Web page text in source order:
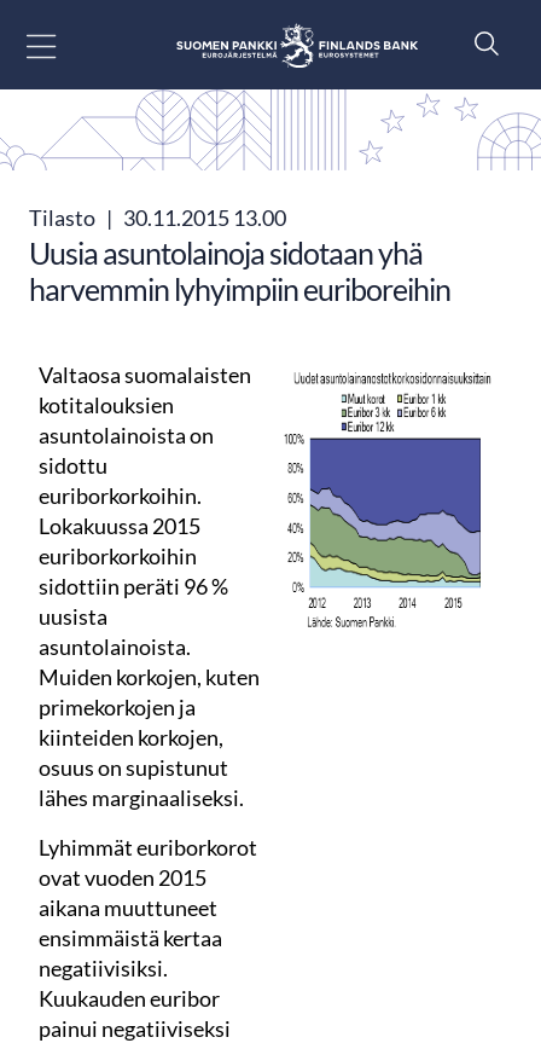
Tilasto | 30.11.2015 13.00
Uusia asuntolainoja sidotaan yhä
harvemmin lyhyimpiin euriboreihin
Valtaosa suomalaisten
kotitalouksien
asuntolainoista on
sidottu
euriborkorkoihin.
Lokakuussa 2015
euriborkorkoihin
sidottiin peräti 96 %
uusista
asuntolainoista.
Muiden korkojen, kuten
primekorkojen ja
kiinteiden korkojen,
osuus on supistunut
lähes marginaaliseksi.
Lyhimmät euriborkorot
ovat vuoden 2015
aikana muuttuneet
ensimmäistä kertaa
negatiivisiksi.
Kuukauden euribor
painui negatiiviseksi